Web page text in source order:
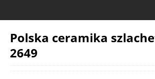
Polska ceramika
2649